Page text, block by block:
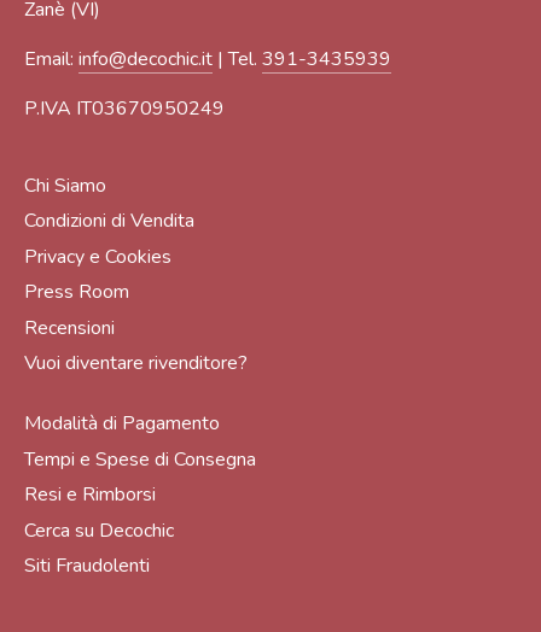
Zanè (VI)
Email: info@decochic.it | Tel. 391-3435939
P.IVA IT03670950249
Chi Siamo
Condizioni di Vendita
Privacy e Cookies
Press Room
Recensioni
Vuoi diventare rivenditore?
Modalità di Pagamento
Tempi e Spese di Consegna
Resi e Rimborsi
Cerca su Decochic
Siti Fraudolenti